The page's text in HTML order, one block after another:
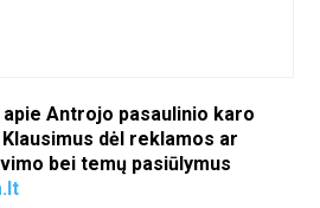
Antrojo pasaulinio karo
dėl reklamos ar
bei temų pasiūlymus